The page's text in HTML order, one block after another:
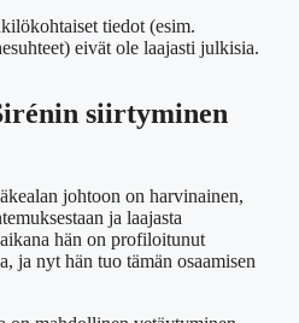
tiedot (esim.
eivät ole laajasti julkisia.
siirtyminen
johtoon on harvinainen,
ja laajasta
hän on profiloitunut
ja nyt hän tuo tämän osaamisen